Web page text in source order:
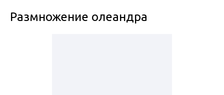
Размножение олеандра